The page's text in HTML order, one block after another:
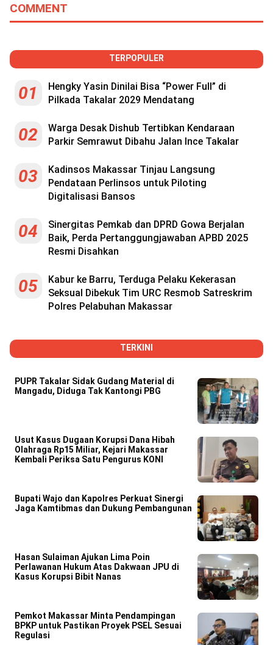
COMMENT
TERPOPULER
01
Hengky Yasin Dinilai Bisa “Power Full” di
Pilkada Takalar 2029 Mendatang
02
Warga Desak Dishub Tertibkan Kendaraan
Parkir Semrawut Dibahu Jalan Ince Takalar
03
Kadinsos Makassar Tinjau Langsung
Pendataan Perlinsos untuk Piloting
Digitalisasi Bansos
04
Sinergitas Pemkab dan DPRD Gowa Berjalan
Baik, Perda Pertanggungjawaban APBD 2025
Resmi Disahkan
05
Kabur ke Barru, Terduga Pelaku Kekerasan
Seksual Dibekuk Tim URC Resmob Satreskrim
Polres Pelabuhan Makassar
TERKINI
PUPR Takalar Sidak Gudang Material di
Mangadu, Diduga Tak Kantongi PBG
Usut Kasus Dugaan Korupsi Dana Hibah
Olahraga Rp15 Miliar, Kejari Makassar
Kembali Periksa Satu Pengurus KONI
Bupati Wajo dan Kapolres Perkuat Sinergi
Jaga Kamtibmas dan Dukung Pembangunan
Hasan Sulaiman Ajukan Lima Poin
Perlawanan Hukum Atas Dakwaan JPU di
Kasus Korupsi Bibit Nanas
Pemkot Makassar Minta Pendampingan
BPKP untuk Pastikan Proyek PSEL Sesuai
Regulasi